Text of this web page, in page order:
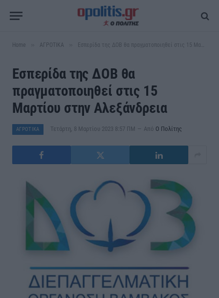
Home ΑΓΡΟΤΙΚΑ Εσπερίδα της ΔΟΒ θα πραγματοποιηθεί στις 15 Μαρτίου στην Αλεξάνδρεια
Εσπερίδα της ΔΟΒ θα
πραγματοποιηθεί στις 15
Μαρτίου στην Αλεξάνδρεια
ΑΓΡΟΤΙΚΑ Τετάρτη, 8 Μαρτίου 2023 8:57 ΠΜ Από Ο Πολίτης